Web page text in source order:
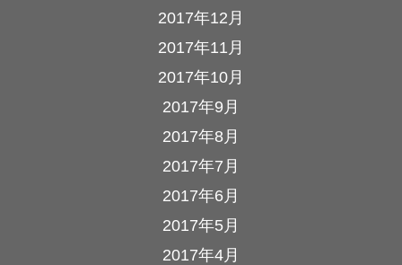
2017年12月
2017年11月
2017年10月
2017年9月
2017年8月
2017年7月
2017年6月
2017年5月
2017年4月